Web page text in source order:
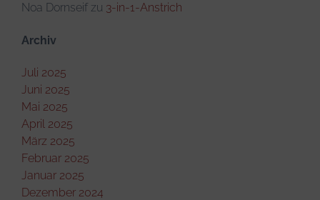
Noa Dornseif zu 3-in-1-Anstrich
Archiv
Juli 2025
Juni 2025
Mai 2025
April 2025
März 2025
Februar 2025
Januar 2025
Dezember 2024